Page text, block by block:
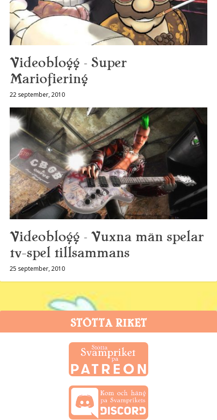
Videoblogg – Super
Mariofiering
22 september, 2010
Videoblogg – Vuxna män spelar
tv-spel tillsammans
25 september, 2010
STÖTTA RIKET